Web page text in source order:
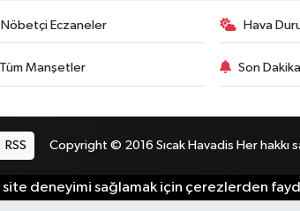
Nöbetçi Eczaneler Hava
Tüm Manşetler Son
RSS Copyright © 2016 Sıcak Havadis Her hakkı
site deneyimi sağlamak için çerezlerden